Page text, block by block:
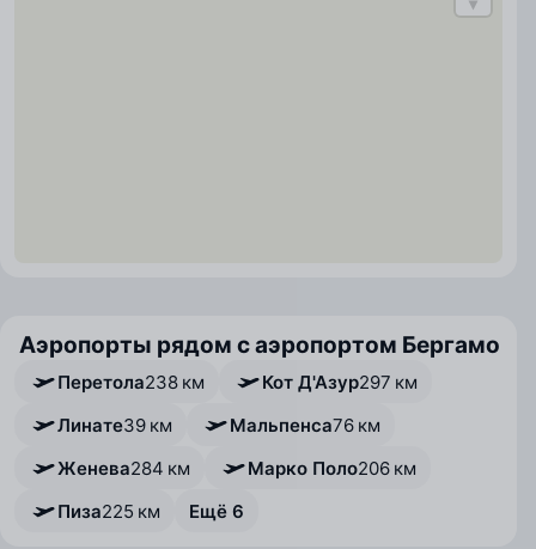
Аэропорты рядом с аэропортом Бергамо
Перетола238 км Кот Д'Азур297 км
Линате39 км Мальпенса76 км
Женева284 км Марко Поло206 км
Пиза225 км Ещё 6